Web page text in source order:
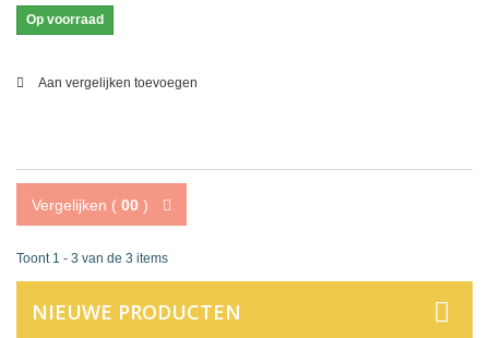
Op voorraad
Aan vergelijken toevoegen
Vergelijken ( 00 )
Toont 1 - 3 van de 3 items
NIEUWE PRODUCTEN